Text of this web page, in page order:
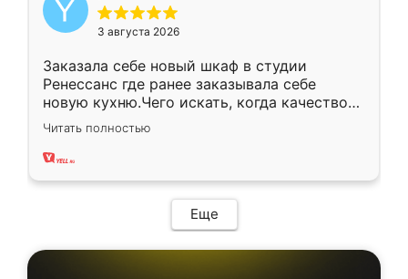
3 августа 2026
Заказала себе новый шкаф в студии
Ренессанс где ранее заказывала себе
новую кухню.Чего искать, когда качеством
вполне довольна. Служит кухня уже почти
два года, нареканий нет.
Читать полностью
Еще